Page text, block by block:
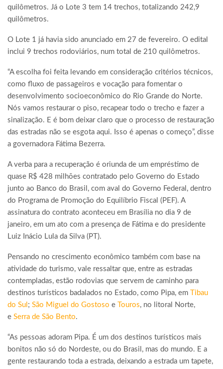
quilômetros. Já o Lote 3 tem 14 trechos, totalizando 242,9
quilômetros.
O Lote 1 já havia sido anunciado em 27 de fevereiro. O edital
inclui 9 trechos rodoviários, num total de 210 quilômetros.
“A escolha foi feita levando em consideração critérios técnicos,
como fluxo de passageiros e vocação para fomentar o
desenvolvimento socioeconômico do Rio Grande do Norte.
Nós vamos restaurar o piso, recapear todo o trecho e fazer a
sinalização. E é bom deixar claro que o processo de restauração
das estradas não se esgota aqui. Isso é apenas o começo”, disse
a governadora Fátima Bezerra.
A verba para a recuperação é oriunda de um empréstimo de
quase R$ 428 milhões contratado pelo Governo do Estado
junto ao Banco do Brasil, com aval do Governo Federal, dentro
do Programa de Promoção do Equilíbrio Fiscal (PEF). A
assinatura do contrato aconteceu em Brasília no dia 9 de
janeiro, em um ato com a presença de Fátima e do presidente
Luiz Inácio Lula da Silva (PT).
Pensando no crescimento econômico também com base na
atividade do turismo, vale ressaltar que, entre as estradas
contempladas, estão rodovias que servem de caminho para
destinos turísticos badalados no Estado, como Pipa, em
Tibau
do Sul ; São Miguel do Gostoso e Touros, no litoral Norte,
e Serra de São Bento.
“As pessoas adoram Pipa. É um dos destinos turísticos mais
bonitos não só do Nordeste, ou do Brasil, mas do mundo. E a
gente restaurando toda a estrada, deixando a estrada um tapete,